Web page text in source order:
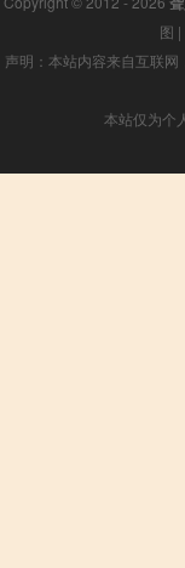
图 |
声明：本站内容来自互联
本站仅为个